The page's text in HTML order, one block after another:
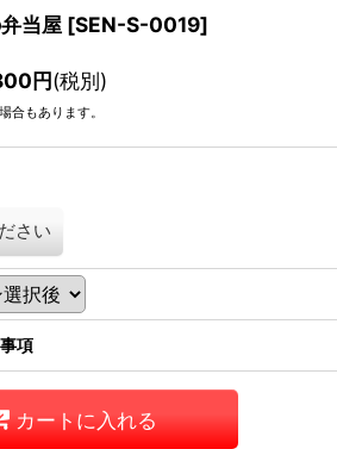
当屋 [SEN-S-0019]
円(税別)
合もあります。
さい
項
カートに入れる